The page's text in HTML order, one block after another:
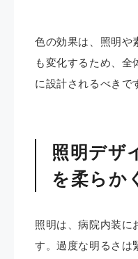
色の効果は、照明や
も変化するため、
に設計されるべきで
照明デザ
を柔らか
照明は、病院内装に
す。過度な明るさは